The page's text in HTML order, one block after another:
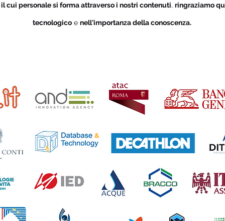
il cui personale si forma attraverso i nostri contenuti, ringraziamo
tecnologico e nell'importanza della conoscenza.